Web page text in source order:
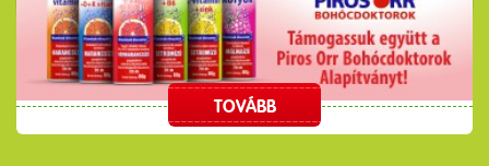
TOVÁBB